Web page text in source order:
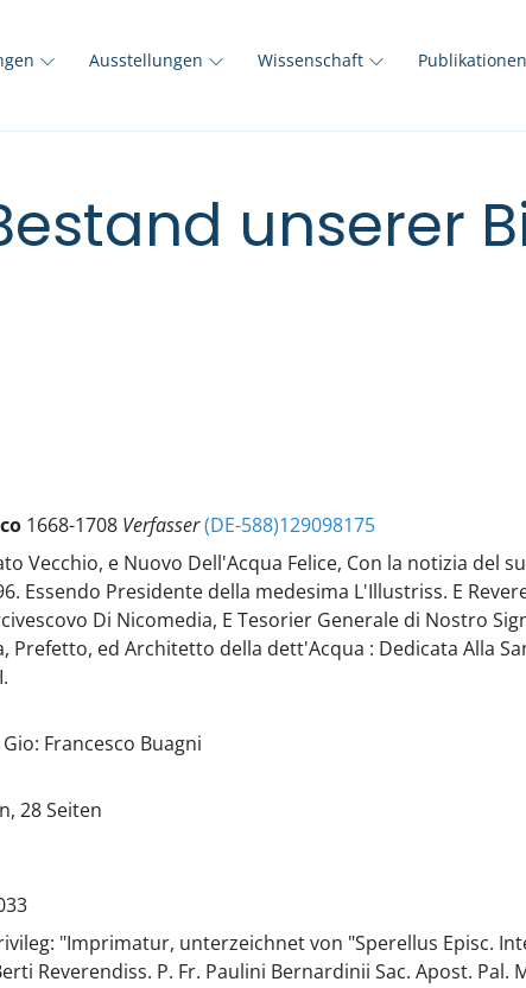
Ausstellungen Wissenschaft Publikationen
unserer
1668-1708 Verfasser(DE-588)129098175
Vecchio, e Nuovo Dell'Acqua Felice, Con la notizia del
Essendo Presidente della medesima L'Illustriss. E
Di Nicomedia, E Tesorier Generale di Nostro
Prefetto, ed Architetto della dett'Acqua : Dedicata Alla
Francesco Buagni
28 Seiten
"Imprimatur, unterzeichnet von "Sperellus Episc.
Reverendiss. P. Fr. Paulini Bernardinii Sac. Apost. Pal.